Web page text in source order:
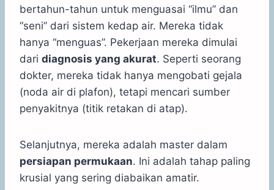
bertahun-tahun untuk menguasai “ilmu” dan
“seni” dari sistem kedap air. Mereka tidak
hanya “menguas”. Pekerjaan mereka dimulai
dari diagnosis yang akurat. Seperti seorang
dokter, mereka tidak hanya mengobati gejala
(noda air di plafon), tetapi mencari sumber
penyakitnya (titik retakan di atap).
Selanjutnya, mereka adalah master dalam
persiapan permukaan. Ini adalah tahap paling
krusial yang sering diabaikan amatir.